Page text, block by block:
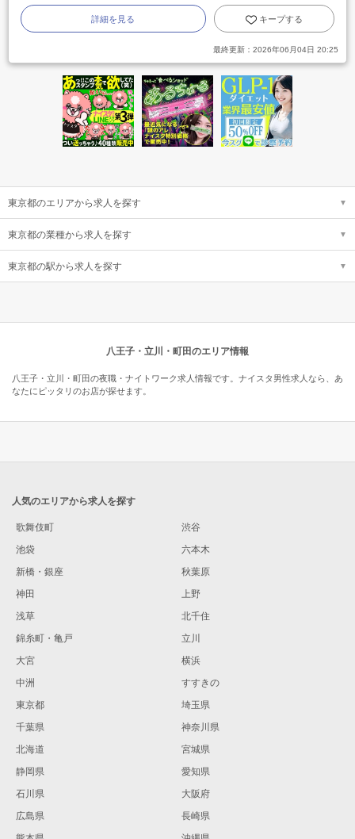
詳細を見る キープする
最終更新： 2026年06月04日 20:25
東京都のエリアから求人を探す
東京都の業種から求人を探す
東京都の駅から求人を探す
八王子・立川・町田のエリア情報
八王子・立川・町田の夜職・ナイトワーク求人情報です。ナイスタ男性求人なら、あ
なたにピッタリのお店が探せます。
人気のエリアから求人を探す
歌舞伎町
渋谷
池袋
六本木
新橋・銀座
秋葉原
神田
上野
浅草
北千住
錦糸町・亀戸
立川
大宮
横浜
中洲
すすきの
東京都
埼玉県
千葉県
神奈川県
北海道
宮城県
静岡県
愛知県
石川県
大阪府
広島県
長崎県